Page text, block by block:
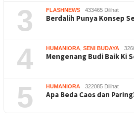
3 FLASHNEWS 433465 Dilihat
Berdalih Punya Konsep
4 HUMANIORA SENI BUDAYA
Mengenang Budi Baik Ki
5 HUMANIORA 322085 Dilihat
Apa Beda Caos dan